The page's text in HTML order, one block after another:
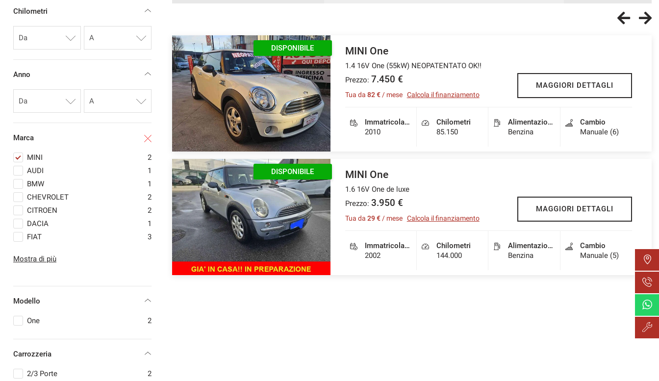
Chilometri
Anno
Marca
MINI
2
AUDI
1
BMW
1
CHEVROLET
2
CITROEN
2
DACIA
1
FIAT
3
HYUNDAI
MERCEDES-BENZ
1
MITSUBISHI
1
RENAULT
7
SMART
1
Mostra di più
Modello
One 2
Carrozzeria
2/3 Porte 2
DISPONIBILE MINI One
1.4 16V One (55kW) NEOPATENTATO OK!!
Prezzo: 7.450 €
Tua da 82 €/ mese Calcola il finanziamento
MAGGIORI DETTAGLI
Immatricolazione
2010
Chilometri
85.150
Alimentazione
Benzina
Cambio
Manuale (6)
DISPONIBILE MINI One
1.6 16V One de luxe
Prezzo: 3.950 €
Tua da 29 €/ mese Calcola il finanziamento
MAGGIORI DETTAGLI
Immatricolazione
2002
Chilometri
144.000
Alimentazione
Benzina
Cambio
Manuale (5)